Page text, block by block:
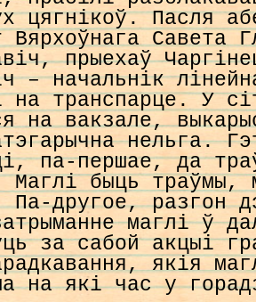
цягнікоў. Пасля
Вярхоўнага Савета
прыехаў
– начальнік
на транспарце. У
на вакзале,
нельга.
па-першае, да
Маглі быць траўмы,
Па-другое, разгон
маглі ў
за сабой акцыі
якія
на які час у